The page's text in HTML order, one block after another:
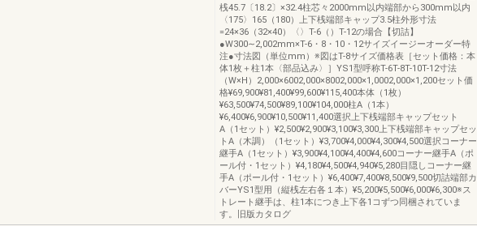
桟45.7〔18.2〕×32.4柱芯々2000mm以内端部から300mm以内
〈175〉165（180）上下桟端部キャップ3.5柱外形寸法
=24×36（32×40）〈〉T-6（）T-12の場合【切詰】
●W300∼2,002mm×T-6・8・10・12サイズイージーオーダー特
注●寸法図（単位mm）※図はT-8サイズ価格表［セット価格：本
体1枚＋柱1本〈部品込み〉］YS1型呼称T-6T-8T-10T-12寸法
（W×H）2,000×6002,000×8002,000×1,0002,000×1,200セット価
格¥69,900¥81,400¥99,600¥115,400本体（1枚）
¥63,500¥74,500¥89,100¥104,000柱A（1本）
¥6,400¥6,900¥10,500¥11,400選択上下桟端部キャップセット
A（1セット）¥2,500¥2,900¥3,100¥3,300上下桟端部キャップセッ
トA（木調）（1セット）¥3,700¥4,000¥4,300¥4,500選択コーナー
継手A（1セット）¥3,900¥4,100¥4,400¥4,600コーナー継手A（ポ
ール付・1セット）¥4,180¥4,500¥4,940¥5,280目隠しコーナー継
手A（ポール付・1セット）¥6,400¥7,400¥8,500¥9,500切詰端部カ
バーYS1型用（縦桟左右各１本）¥5,200¥5,500¥6,000¥6,300※ス
トレート継手は、柱1本につき上下各1コずつ同梱されていま
す。旧版カタログ